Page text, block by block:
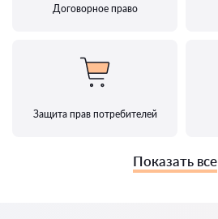
Договорное право
Защита прав потребителей
Показать все